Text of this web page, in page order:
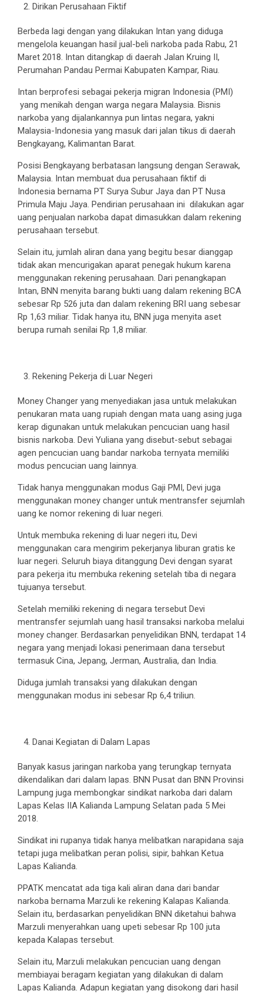
Dirikan Perusahaan Fiktif
Berbeda lagi dengan yang dilakukan Intan yang diduga
mengelola keuangan hasil jual-beli narkoba pada Rabu, 21
Maret 2018. Intan ditangkap di daerah Jalan Kruing II,
Perumahan Pandau Permai Kabupaten Kampar, Riau.
Intan berprofesi sebagai pekerja migran Indonesia (PMI)
yang menikah dengan warga negara Malaysia. Bisnis
narkoba yang dijalankannya pun lintas negara, yakni
Malaysia-Indonesia yang masuk dari jalan tikus di daerah
Bengkayang, Kalimantan Barat.
Posisi Bengkayang berbatasan langsung dengan Serawak,
Malaysia. Intan membuat dua perusahaan fiktif di
Indonesia bernama PT Surya Subur Jaya dan PT Nusa
Primula Maju Jaya. Pendirian perusahaan ini dilakukan agar
uang penjualan narkoba dapat dimasukkan dalam rekening
perusahaan tersebut.
Selain itu, jumlah aliran dana yang begitu besar dianggap
tidak akan mencurigakan aparat penegak hukum karena
menggunakan rekening perusahaan. Dari penangkapan
Intan, BNN menyita barang bukti uang dalam rekening BCA
sebesar Rp 526 juta dan dalam rekening BRI uang sebesar
Rp 1,63 miliar. Tidak hanya itu, BNN juga menyita aset
berupa rumah senilai Rp 1,8 miliar.
Rekening Pekerja di Luar Negeri
Money Changer yang menyediakan jasa untuk melakukan
penukaran mata uang rupiah dengan mata uang asing juga
kerap digunakan untuk melakukan pencucian uang hasil
bisnis narkoba. Devi Yuliana yang disebut-sebut sebagai
agen pencucian uang bandar narkoba ternyata memiliki
modus pencucian uang lainnya.
Tidak hanya menggunakan modus Gaji PMI, Devi juga
menggunakan money changer untuk mentransfer sejumlah
uang ke nomor rekening di luar negeri.
Untuk membuka rekening di luar negeri itu, Devi
menggunakan cara mengirim pekerjanya liburan gratis ke
luar negeri. Seluruh biaya ditanggung Devi dengan syarat
para pekerja itu membuka rekening setelah tiba di negara
tujuanya tersebut.
Setelah memiliki rekening di negara tersebut Devi
mentransfer sejumlah uang hasil transaksi narkoba melalui
money changer. Berdasarkan penyelidikan BNN, terdapat 14
negara yang menjadi lokasi penerimaan dana tersebut
termasuk Cina, Jepang, Jerman, Australia, dan India.
Diduga jumlah transaksi yang dilakukan dengan
menggunakan modus ini sebesar Rp 6,4 triliun.
Danai Kegiatan di Dalam Lapas
Banyak kasus jaringan narkoba yang terungkap ternyata
dikendalikan dari dalam lapas. BNN Pusat dan BNN Provinsi
Lampung juga membongkar sindikat narkoba dari dalam
Lapas Kelas IIA Kalianda Lampung Selatan pada 5 Mei
2018.
Sindikat ini rupanya tidak hanya melibatkan narapidana saja
tetapi juga melibatkan peran polisi, sipir, bahkan Ketua
Lapas Kalianda.
PPATK mencatat ada tiga kali aliran dana dari bandar
narkoba bernama Marzuli ke rekening Kalapas Kalianda.
Selain itu, berdasarkan penyelidikan BNN diketahui bahwa
Marzuli menyerahkan uang upeti sebesar Rp 100 juta
kepada Kalapas tersebut.
Selain itu, Marzuli melakukan pencucian uang dengan
membiayai beragam kegiatan yang dilakukan di dalam
Lapas Kalianda. Adapun kegiatan yang disokong dari hasil